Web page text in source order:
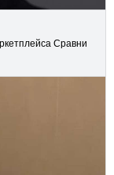
Сравни